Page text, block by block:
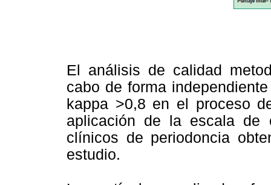
El análisis de calidad
cabo de forma
kappa >0,8 en el proceso
aplicación de la escala de
clínicos de periodoncia
estudio.